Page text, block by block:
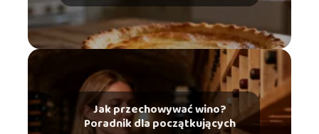
Jak przechowywać wino?
Poradnik dla początkujących